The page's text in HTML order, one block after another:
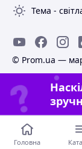
Тема -
© Prom.ua —
Головна